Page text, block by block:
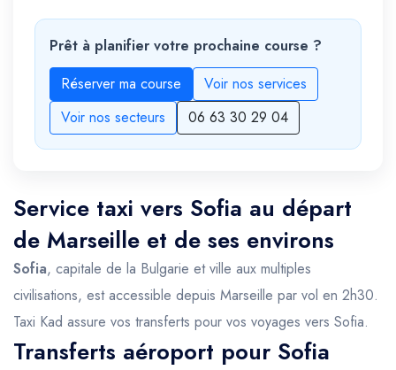
Prêt à planifier votre prochaine course ?
Réserver ma course
Voir nos services
Voir nos secteurs
06 63 30 29 04
Service taxi vers Sofia au départ
de Marseille et de ses environs
Sofia, capitale de la Bulgarie et ville aux multiples
civilisations, est accessible depuis Marseille par vol en 2h30.
Taxi Kad assure vos transferts pour vos voyages vers Sofia.
Transferts aéroport pour Sofia